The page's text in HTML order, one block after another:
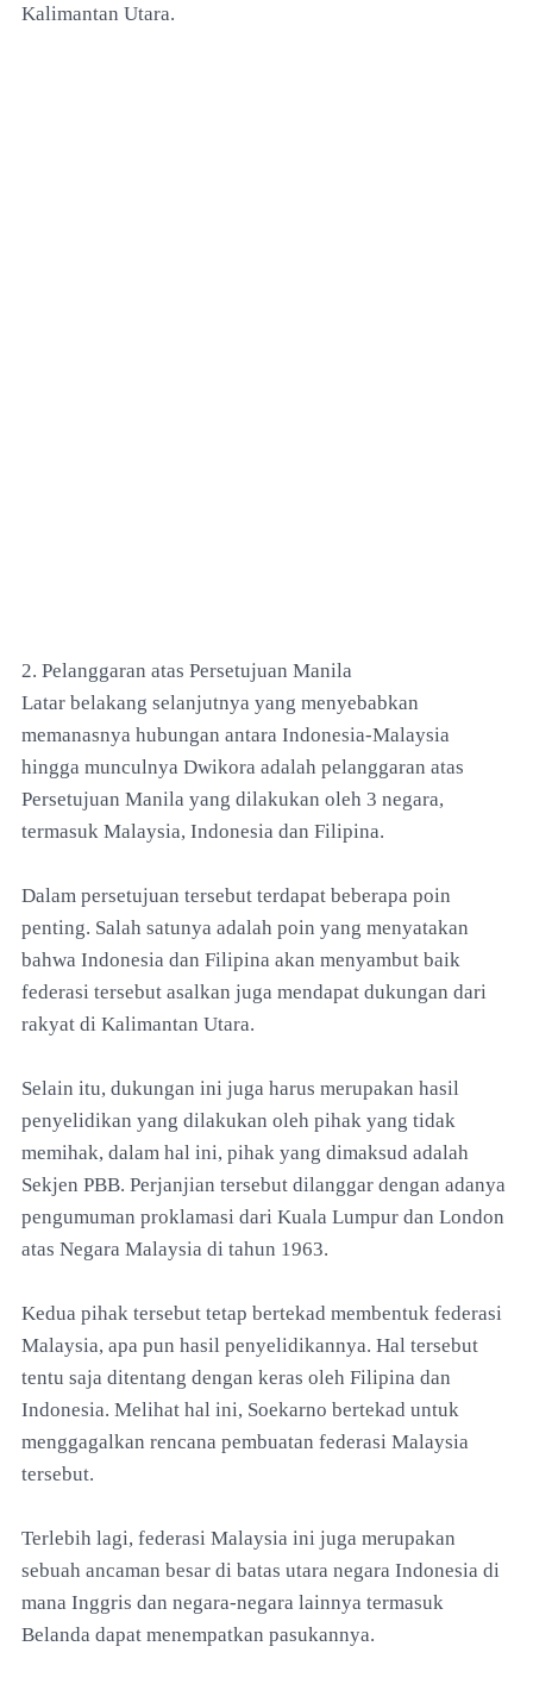
Kalimantan Utara.
2. Pelanggaran atas Persetujuan Manila
Latar belakang selanjutnya yang menyebabkan
memanasnya hubungan antara Indonesia-Malaysia
hingga munculnya Dwikora adalah pelanggaran atas
Persetujuan Manila yang dilakukan oleh 3 negara,
termasuk Malaysia, Indonesia dan Filipina.
Dalam persetujuan tersebut terdapat beberapa poin
penting. Salah satunya adalah poin yang menyatakan
bahwa Indonesia dan Filipina akan menyambut baik
federasi tersebut asalkan juga mendapat dukungan dari
rakyat di Kalimantan Utara.
Selain itu, dukungan ini juga harus merupakan hasil
penyelidikan yang dilakukan oleh pihak yang tidak
memihak, dalam hal ini, pihak yang dimaksud adalah
Sekjen PBB. Perjanjian tersebut dilanggar dengan adanya
pengumuman proklamasi dari Kuala Lumpur dan London
atas Negara Malaysia di tahun 1963.
Kedua pihak tersebut tetap bertekad membentuk federasi
Malaysia, apa pun hasil penyelidikannya. Hal tersebut
tentu saja ditentang dengan keras oleh Filipina dan
Indonesia. Melihat hal ini, Soekarno bertekad untuk
menggagalkan rencana pembuatan federasi Malaysia
tersebut.
Terlebih lagi, federasi Malaysia ini juga merupakan
sebuah ancaman besar di batas utara negara Indonesia di
mana Inggris dan negara-negara lainnya termasuk
Belanda dapat menempatkan pasukannya.